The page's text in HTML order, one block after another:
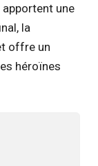
une
la
offre un
héroïnes